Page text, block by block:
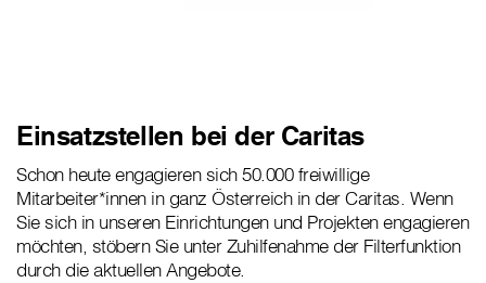
Einsatzstellen bei der Caritas
Schon heute engagieren sich 50.000 freiwillige
Mitarbeiter*innen in ganz Österreich in der Caritas. Wenn
Sie sich in unseren Einrichtungen und Projekten engagieren
möchten, stöbern Sie unter Zuhilfenahme der Filterfunktion
durch die aktuellen Angebote.